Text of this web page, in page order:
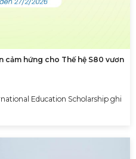
hứng cho Thế hệ S80 vươn
Education Scholarship ghi